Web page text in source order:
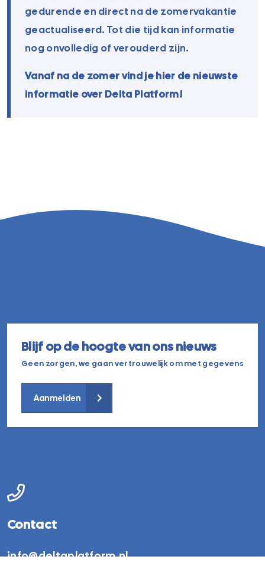
gedurende en direct na de zomervakantie
geactualiseerd. Tot die tijd kan informatie
nog onvolledig of verouderd zijn.
Vanaf na de zomer vind je hier de nieuwste
informatie over Delta Platform!
Blijf op de hoogte van ons nieuws
Geen zorgen, we gaan vertrouwelijk om met gegevens
Aanmelden
Contact
info@deltaplatform.nl